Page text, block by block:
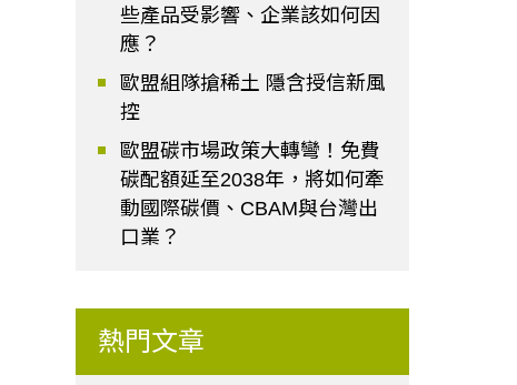
些產品受影響、企業該如何因
應？
歐盟組隊搶稀土 隱含授信新風
控
歐盟碳市場政策大轉彎！免費
碳配額延至2038年，將如何牽
動國際碳價、CBAM與台灣出
口業？
熱門文章